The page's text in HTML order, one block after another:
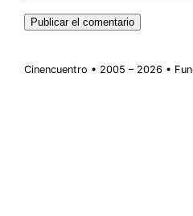
Cinencuentro • 2005 – 2026 •